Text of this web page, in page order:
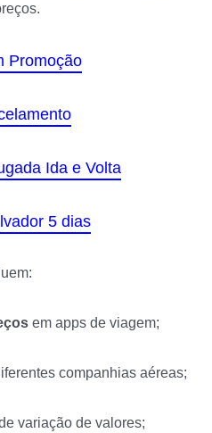
Promoção
Ida e Volta
5 dias
em apps de viagem;
companhias aéreas;
variação de valores;